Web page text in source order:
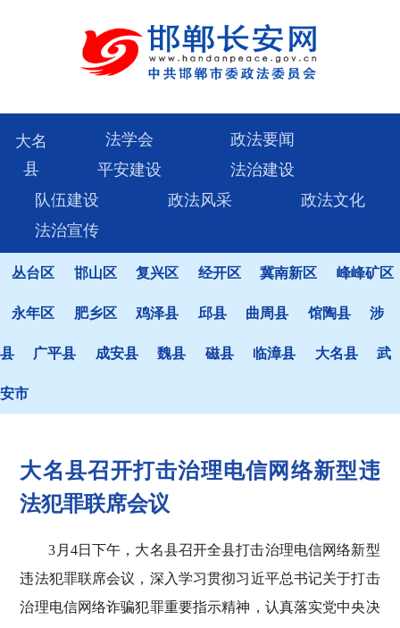
大名
县
法学会
政法要闻
平安建设
法治建设
队伍建设
政法风采
政法文化
法治宣传
丛台区 邯山区 复兴区 经开区 冀南新区 峰峰矿区
永年区 肥乡区 鸡泽县 邱县 曲周县 馆陶县 涉
县 广平县 成安县 魏县 磁县 临漳县 大名县 武
安市
大名县召开打击治理电信网络新型违
法犯罪联席会议
3月4日下午，大名县召开全县打击治理电信网络新型
违法犯罪联席会议，深入学习贯彻习近平总书记关于打击
治理电信网络诈骗犯罪重要指示精神，认真落实党中央决